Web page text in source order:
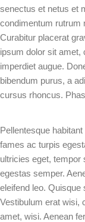
senectus et netus et
condimentum rutrum
Curabitur placerat
ipsum dolor sit amet,
imperdiet augue.
bibendum purus, a
cursus rhoncus.
Pellentesque
fames ac turpis
ultricies eget, tempor
egestas semper.
eleifend leo. Quisque
Vestibulum erat wisi,
amet, wisi. Aenean